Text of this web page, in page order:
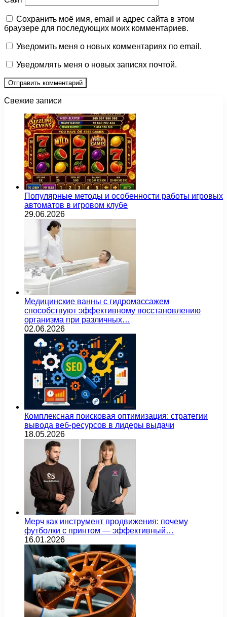
Сохранить моё имя, email и адрес сайта в этом
браузере для последующих моих комментариев.
Уведомить меня о новых комментариях по email.
Уведомлять меня о новых записях почтой.
Свежие записи
Популярные методы и особенности работы игровых
автоматов в игровом клубе
29.06.2026
Медицинские ванны с гидромассажем
способствуют эффективному восстановлению
организма при различных…
02.06.2026
Комплексная поисковая оптимизация: стратегии
вывода веб-ресурсов в лидеры выдачи
18.05.2026
Мерч как инструмент продвижения: почему
футболки с принтом — эффективный…
16.01.2026